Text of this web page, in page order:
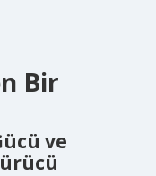
Bir
ve